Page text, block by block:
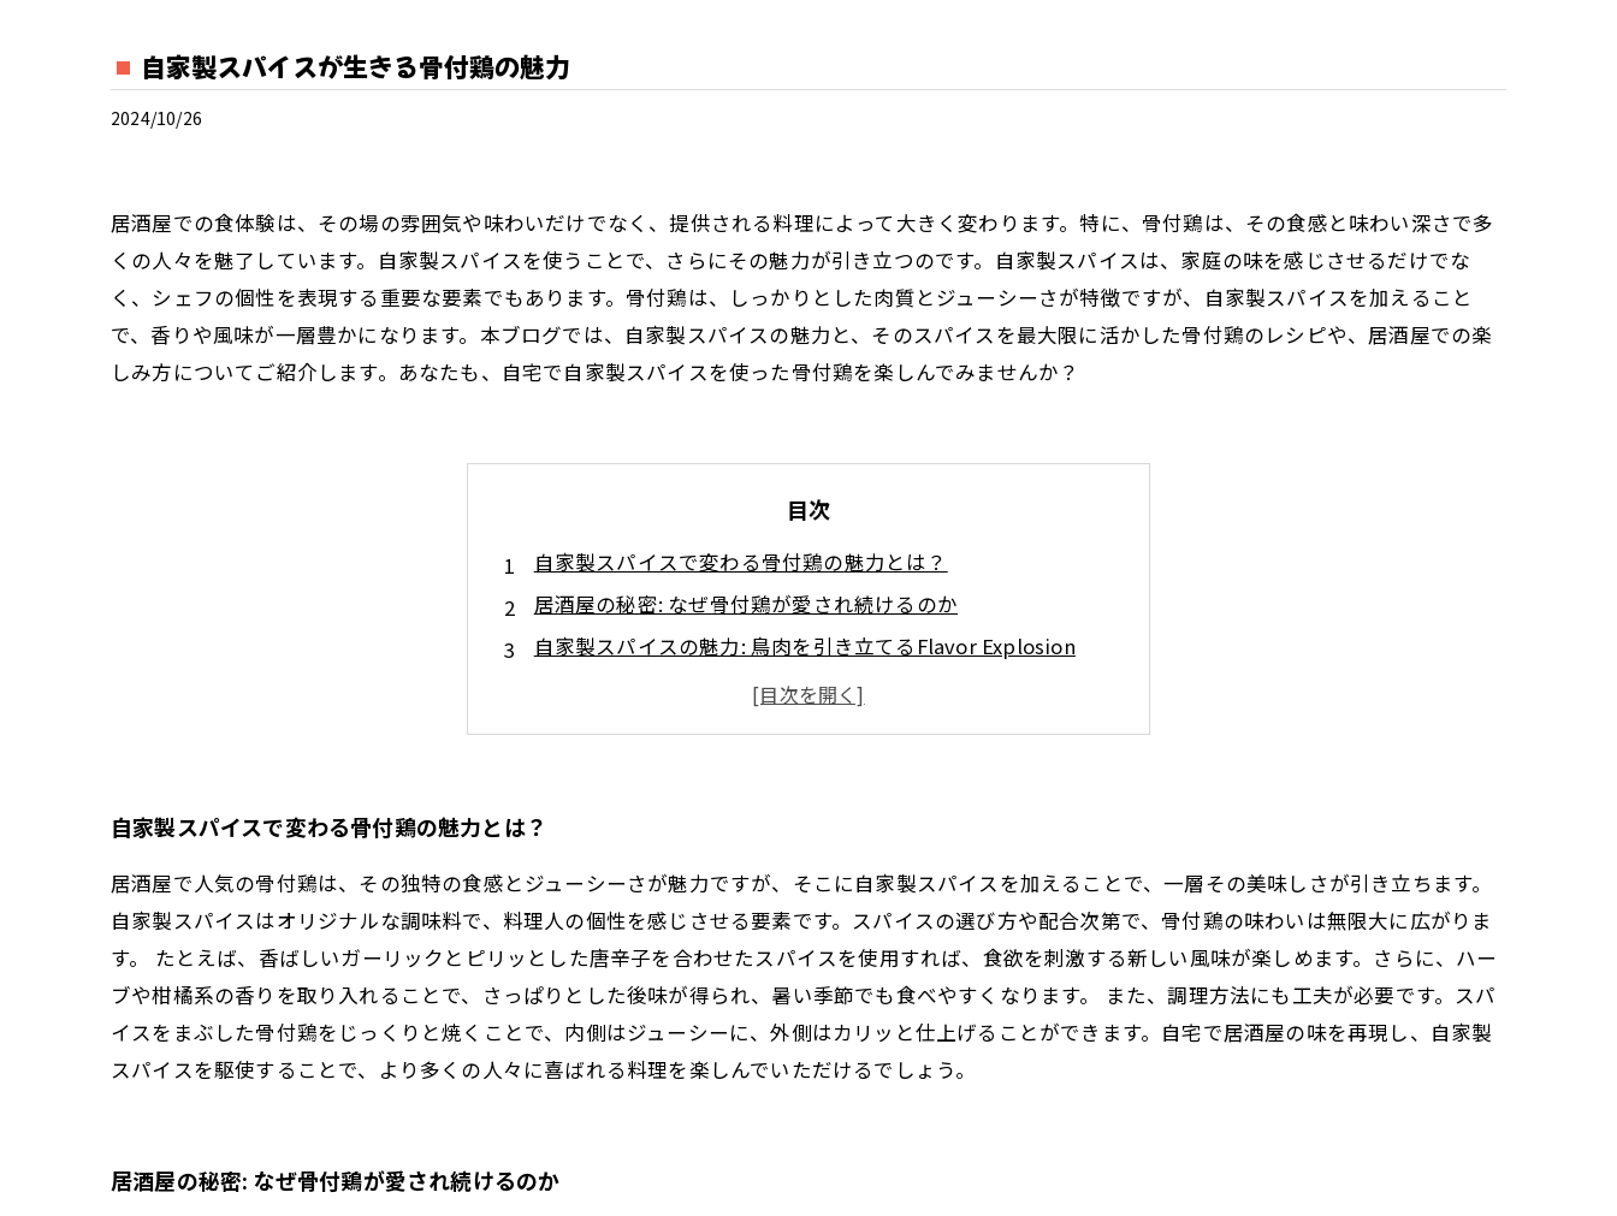
自家製スパイスが生きる骨付鶏の魅力
2024/10/26
居酒屋での食体験は、その場の雰囲気や味わいだけでなく、提供される料理によって大きく変わります。特に、骨付鶏は、その食感と味わい深さで多
くの人々を魅了しています。自家製スパイスを使うことで、さらにその魅力が引き立つのです。自家製スパイスは、家庭の味を感じさせるだけでな
く、シェフの個性を表現する重要な要素でもあります。骨付鶏は、しっかりとした肉質とジューシーさが特徴ですが、自家製スパイスを加えること
で、香りや風味が一層豊かになります。本ブログでは、自家製スパイスの魅力と、そのスパイスを最大限に活かした骨付鶏のレシピや、居酒屋での楽
しみ方についてご紹介します。あなたも、自宅で自家製スパイスを使った骨付鶏を楽しんでみませんか？
目次
自家製スパイスで変わる骨付鶏の魅力とは？
居酒屋の秘密: なぜ骨付鶏が愛され続けるのか
自家製スパイスの魅力: 鳥肉を引き立てるFlavor Explosion
家庭で楽しむ！自家製スパイスを使った骨付鶏のレシピ
居酒屋気分を味わう: 自宅での骨付鶏ディナーの楽しみ方
あなたも試してみよう！自家製スパイスが生きる骨付鶏の世界
自家製スパイスで変わる骨付鶏の魅力とは？
居酒屋で人気の骨付鶏は、その独特の食感とジューシーさが魅力ですが、そこに自家製スパイスを加えることで、一層その美味しさが引き立ちます。
自家製スパイスはオリジナルな調味料で、料理人の個性を感じさせる要素です。スパイスの選び方や配合次第で、骨付鶏の味わいは無限大に広がりま
す。 たとえば、香ばしいガーリックとピリッとした唐辛子を合わせたスパイスを使用すれば、食欲を刺激する新しい風味が楽しめます。さらに、ハー
ブや柑橘系の香りを取り入れることで、さっぱりとした後味が得られ、暑い季節でも食べやすくなります。 また、調理方法にも工夫が必要です。スパ
イスをまぶした骨付鶏をじっくりと焼くことで、内側はジューシーに、外側はカリッと仕上げることができます。自宅で居酒屋の味を再現し、自家製
スパイスを駆使することで、より多くの人々に喜ばれる料理を楽しんでいただけるでしょう。
居酒屋の秘密: なぜ骨付鶏が愛され続けるのか